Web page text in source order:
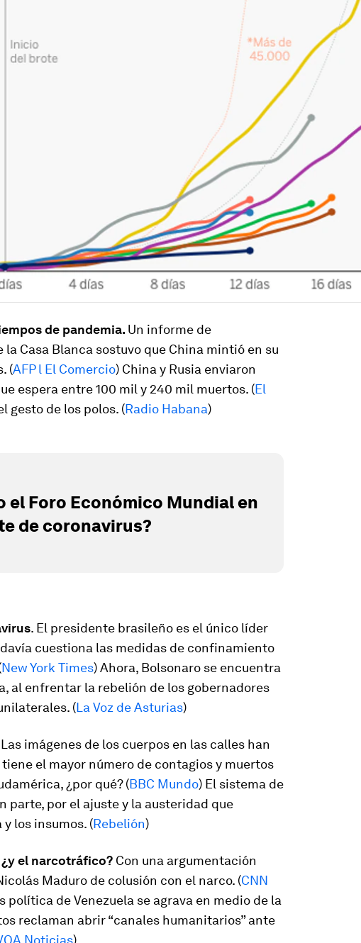
de pandemia. Un informe de
Casa Blanca sostuvo que China mintió en su
(AFP l El Comercio) China y Rusia enviaron
espera entre 100 mil y 240 mil muertos. (El
gesto de los polos. (Radio Habana)
el Foro Económico Mundial en
de coronavirus?
. El presidente brasileño es el único líder
cuestiona las medidas de confinamiento
New York Times) Ahora, Bolsonaro se encuentra
al enfrentar la rebelión de los gobernadores
(La Voz de Asturias)
Las imágenes de los cuerpos en las calles han
el mayor número de contagios y muertos
¿por qué? (BBC Mundo) El sistema de
parte, por el ajuste y la austeridad que
los insumos. (Rebelión)
¿y el narcotráfico? Con una argumentación
Maduro de colusión con el narco. (CNN
política de Venezuela se agrava en medio de la
reclaman abrir “canales humanitarios” ante
Noticias)